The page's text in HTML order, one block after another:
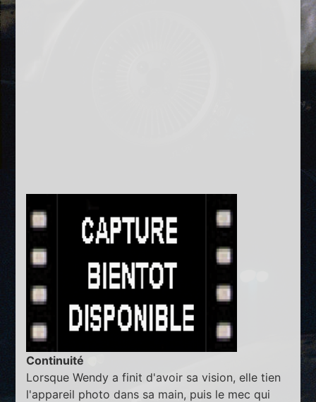
Continuité
Lorsque Wendy a finit d'avoir sa vision, elle tien
l'appareil photo dans sa main, puis le mec qui